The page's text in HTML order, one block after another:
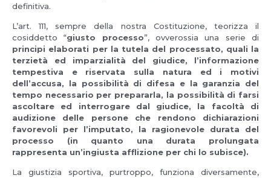
definitiva.
L’art. 111, sempre della nostra Costituzione, teorizza il
cosiddetto “giusto processo”, ovverossia una serie di
principi elaborati per la tutela del processato, quali la
terzietà ed imparzialità del giudice, l’informazione
tempestiva e riservata sulla natura ed i motivi
dell’accusa, la possibilità di difesa e la garanzia del
tempo necessario per prepararla, la possibilità di farsi
ascoltare ed interrogare dal giudice, la facoltà di
audizione delle persone che rendono dichiarazioni
favorevoli per l’imputato, la ragionevole durata del
processo (in quanto una durata prolungata
rappresenta un’ingiusta afflizione per chi lo subisce).
La giustizia sportiva, purtroppo, funziona diversamente,